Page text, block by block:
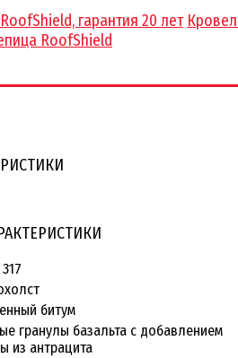
гарантия 20 лет
RoofShield
битум
гранулы базальта с добавлением
из антрацита